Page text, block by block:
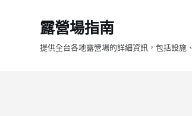
露營場指南
提供全台各地露營場的詳細資訊，包括設施